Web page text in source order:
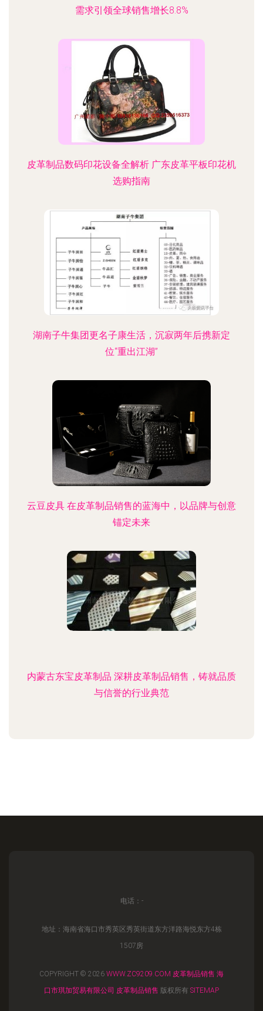
需求引领全球销售增长8.8%
皮革制品数码印花设备全解析 广东皮革平板印花机
选购指南
湖南子牛集团更名子康生活，沉寂两年后携新定
位“重出江湖”
云豆皮具 在皮革制品销售的蓝海中，以品牌与创意
锚定未来
内蒙古东宝皮革制品 深耕皮革制品销售，铸就品质
与信誉的行业典范
电话：-
地址：海南省海口市秀英区秀英街道东方洋路海悦东方4栋
1507房
COPYRIGHT © 2026 WWW.ZC9209.COM 皮革制品销售 海
口市琪加贸易有限公司 皮革制品销售 版权所有 SITEMAP